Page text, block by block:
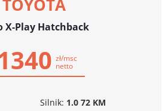
TOYOTA
X-Play Hatchback
zł/msc
netto
Silnik: 1.0 72 KM